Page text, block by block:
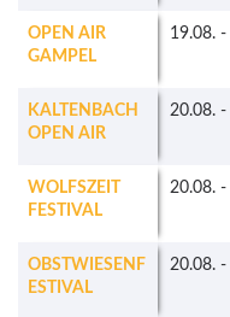
OPEN AIR
GAMPEL
19.08. -
KALTENBACH
OPEN AIR
20.08. -
WOLFSZEIT
FESTIVAL
20.08. -
OBSTWIESENF
ESTIVAL
20.08. -